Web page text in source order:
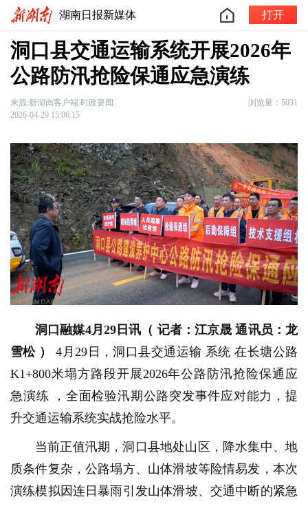
湖南日报新媒体 打开
洞口县交通运输系统开展2026年
公路防汛抢险保通应急演练
来源:新湖南客户端.时政要闻
浏览量：5031
2026-04-29 15:06:15
洞口融媒4月29日讯（ 记者：江京晟 通讯员：龙
雪松 ） 4月29日，洞口县交通运输 系统 在长塘公路
K1+800米塌方路段开展2026年公路防汛抢险保通应
急演练
，全面检验汛期公路突发事件应对能力，提
升交通运输系统实战抢险水平。
当前正值汛期，洞口县地处山区，降水集中、地
质条件复杂，公路塌方、山体滑坡等险情易发，本次
演练模拟因连日暴雨引发山体滑坡、交通中断的紧急